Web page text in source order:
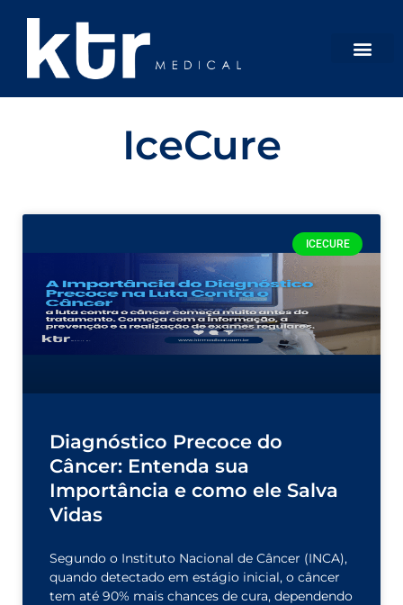
IceCure
ICECURE
Diagnóstico Precoce do
Câncer: Entenda sua
Importância e como ele Salva
Vidas
Segundo o Instituto Nacional de Câncer (INCA),
quando detectado em estágio inicial, o câncer
tem até 90% mais chances de cura, dependendo